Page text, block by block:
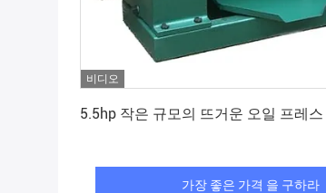
비디오
5.5hp 작은 규모의 뜨거운 오일 프레스
가장 좋은 가격 을 구하라